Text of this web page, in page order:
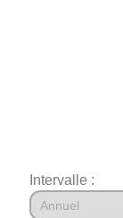
Intervalle :